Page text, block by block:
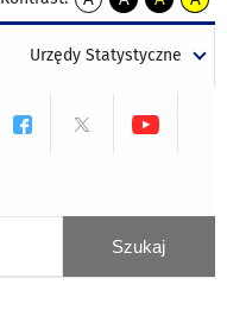
kontrastkontrast
tekst
czarnym
kontrast
tekst
czarnym
tekst
żółtym
Urzędy Statystyczne